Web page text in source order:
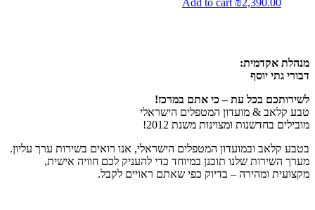
מנהלת אקדמית:
דבורי גתי יוסף
לשירותכם בכל עת – כי אתם במרכז!
טבע קלאב & מועדון המטפלים הישראלי
מובילים בחדשנות ומצוינות משנת 2012!
בטבע קלאב ובמועדון המטפלים הישראלי, אנו רואים בשירות ערך עליון.
מערך השירות שלנו תוכנן במיוחד כדי להעניק לכם חוויה אישית,
מקצועית ומהירה – בדיוק כפי שאתם ראויים לקבל.